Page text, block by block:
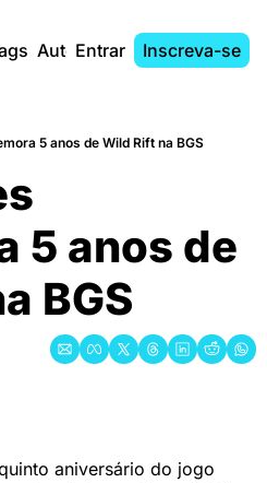
AutoresEntrar Inscreva-se
5 anos de Wild Rift na BGS
5 anos de
BGS
aniversário do jogo